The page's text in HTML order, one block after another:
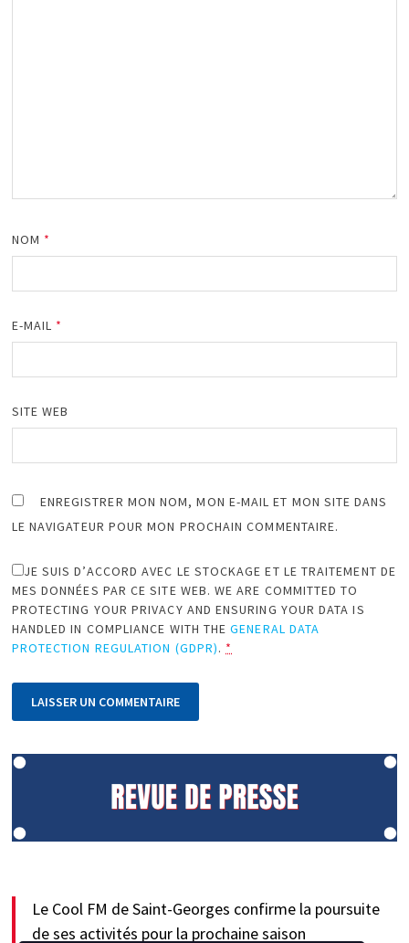
NOM *
E-MAIL *
SITE WEB
ENREGISTRER MON NOM, MON E-MAIL ET MON SITE DANS
LE NAVIGATEUR POUR MON PROCHAIN COMMENTAIRE.
JE SUIS D’ACCORD AVEC LE STOCKAGE ET LE TRAITEMENT DE
MES DONNÉES PAR CE SITE WEB. WE ARE COMMITTED TO
PROTECTING YOUR PRIVACY AND ENSURING YOUR DATA IS
HANDLED IN COMPLIANCE WITH THEGENERAL DATA
PROTECTION REGULATION (GDPR). *
Le Cool FM de Saint-Georges confirme la poursuite
de ses activités pour la prochaine saison